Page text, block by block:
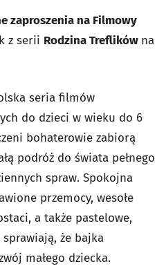
zaproszenia na Filmowy
z serii Rodzina Treflików na
seria filmów
do dzieci w wieku do 6
bohaterowie zabiorą
podróż do świata pełnego
spraw. Spokojna
przemocy, wesołe
a także pastelowe,
że bajka
małego dziecka.